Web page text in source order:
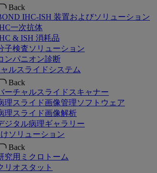
Back
IHC-ISH 装置およびソリューション
一次抗体
& ISH 消耗品
子検査ソリューション
ンパニオン診断
ルスライドシステム
Back
ーチャルスライドスキャナー
理スライド画像管理ソフトウェア
理スライド画像解析
ジタル病理ギャラリー
ソリューション
Back
究用ミクロトーム
リオスタット